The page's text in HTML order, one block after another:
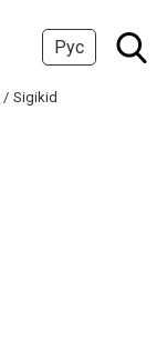
Рус
Sigikid